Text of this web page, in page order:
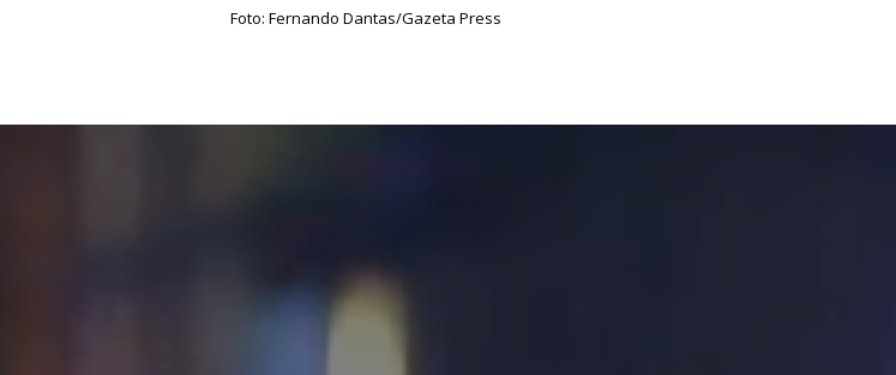
Foto: Fernando Dantas/Gazeta Press